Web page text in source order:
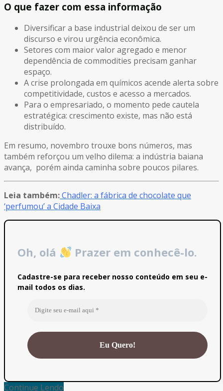
O que fazer com essa informação
Diversificar a base industrial deixou de ser um
discurso e virou urgência econômica.
Setores com maior valor agregado e menor
dependência de commodities precisam ganhar
espaço.
A crise prolongada em químicos acende alerta sobre
competitividade, custos e acesso a mercados.
Para o empresariado, o momento pede cautela
estratégica: crescimento existe, mas não está
distribuído.
Em resumo, novembro trouxe bons números, mas
também reforçou um velho dilema: a indústria baiana
avança, porém ainda caminha sobre poucos pilares.
Leia também:Chadler: a fábrica de chocolate que
‘perfumou’ a Cidade Baixa
Oh, olá Prazer em conhecê-lo.
Cadastre-se para receber nosso conteúdo em seu e-
mail todos os dias.
Continue Lendo